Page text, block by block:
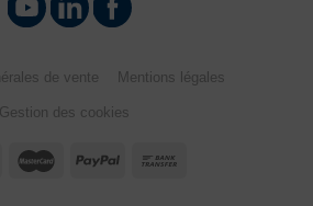
de vente Mentions légales
Gestion des cookies